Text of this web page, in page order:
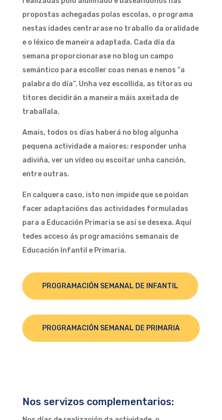
propostas achegadas polas escolas, o programa
nestas idades centrarase no traballo da oralidade
e o léxico de maneira adaptada. Cada día da
semana proporcionarase no blog un campo
semántico para escoller coas nenas e nenos “a
palabra do día”. Unha vez escollida, as titoras ou
titores decidirán a maneira máis axeitada de
traballala.
Amais, todos os días haberá no blog algunha
pequena actividade a maiores: responder unha
adiviña, ver un vídeo ou escoitar unha canción,
entre outras.
En calquera caso, isto non impide que se poidan
facer adaptacións das actividades formuladas
para a Educación Primaria se así se desexa. Aquí
tedes acceso ás programacións semanais de
Educación Infantil e Primaria.
PROGRAMACIÓN SEMANAL DE INFANTIL
PROGRAMACIÓN SEMANAL DE PRIMARIA
Nos servizos complementarios: